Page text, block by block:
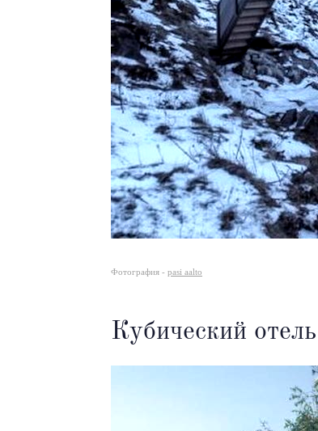
Фотография - pasi aalto
Кубический